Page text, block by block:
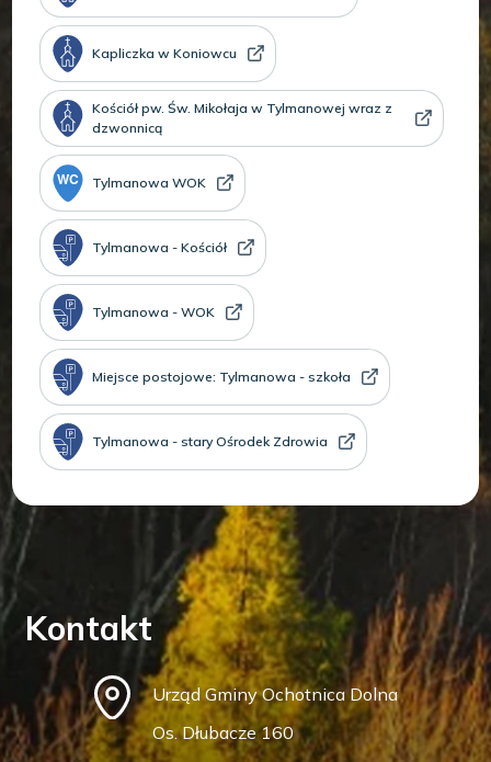
Kapliczka w Koniowcu
Kościół pw. Św. Mikołaja w Tylmanowej wraz z
dzwonnicą
Tylmanowa WOK
Tylmanowa - Kościół
Tylmanowa - WOK
Miejsce postojowe: Tylmanowa - szkoła
Tylmanowa - stary Ośrodek Zdrowia
Kontakt
Urząd Gminy Ochotnica Dolna
Os. Dłubacze 160